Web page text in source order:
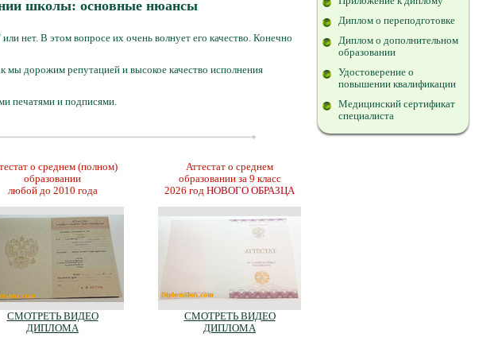
школы: основные нюансы
нет. В этом вопросе их очень волнует его качество. Конечно
мы дорожим репутацией и высокое качество исполнения
печатями и подписями.
о среднем (полном)
образовании
любой до 2010 года
СМОТРЕТЬ ВИДЕО
ДИПЛОМА
Аттестат о среднем
образовании за 9 класс
2026 год НОВОГО ОБРАЗЦА
СМОТРЕТЬ ВИДЕО
ДИПЛОМА
Диплом о переподготовке
Диплом о дополнительном
образовании
Удостоверение о
повышении квалификации
Медицинский сертификат
специалиста